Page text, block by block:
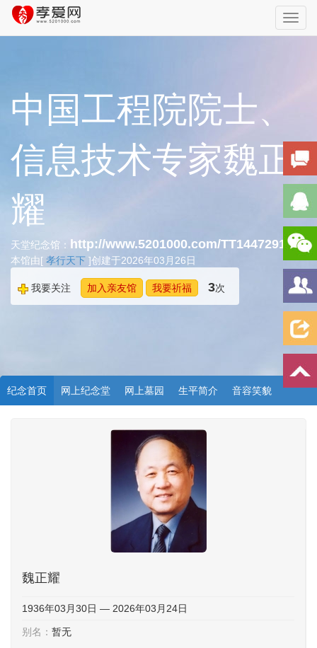
中国工程院院士、
信息技术专家魏正
耀
天堂纪念馆： http://www.5201000.com/TT144729147
本馆由[ 孝行天下 ]创建于2026年03月26日
我要关注 加入亲友馆 我要祈福 3次
纪念首页 网上纪念堂 网上墓园 生平简介 音容笑貌
魏正耀
1936年03月30日 — 2026年03月24日
别名： 暂无